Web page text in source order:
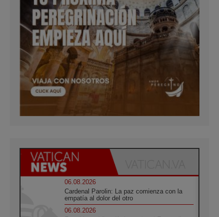
06.08.2026
Cardenal Parolin: La paz comienza con la
empatía al dolor del otro
06.08.2026